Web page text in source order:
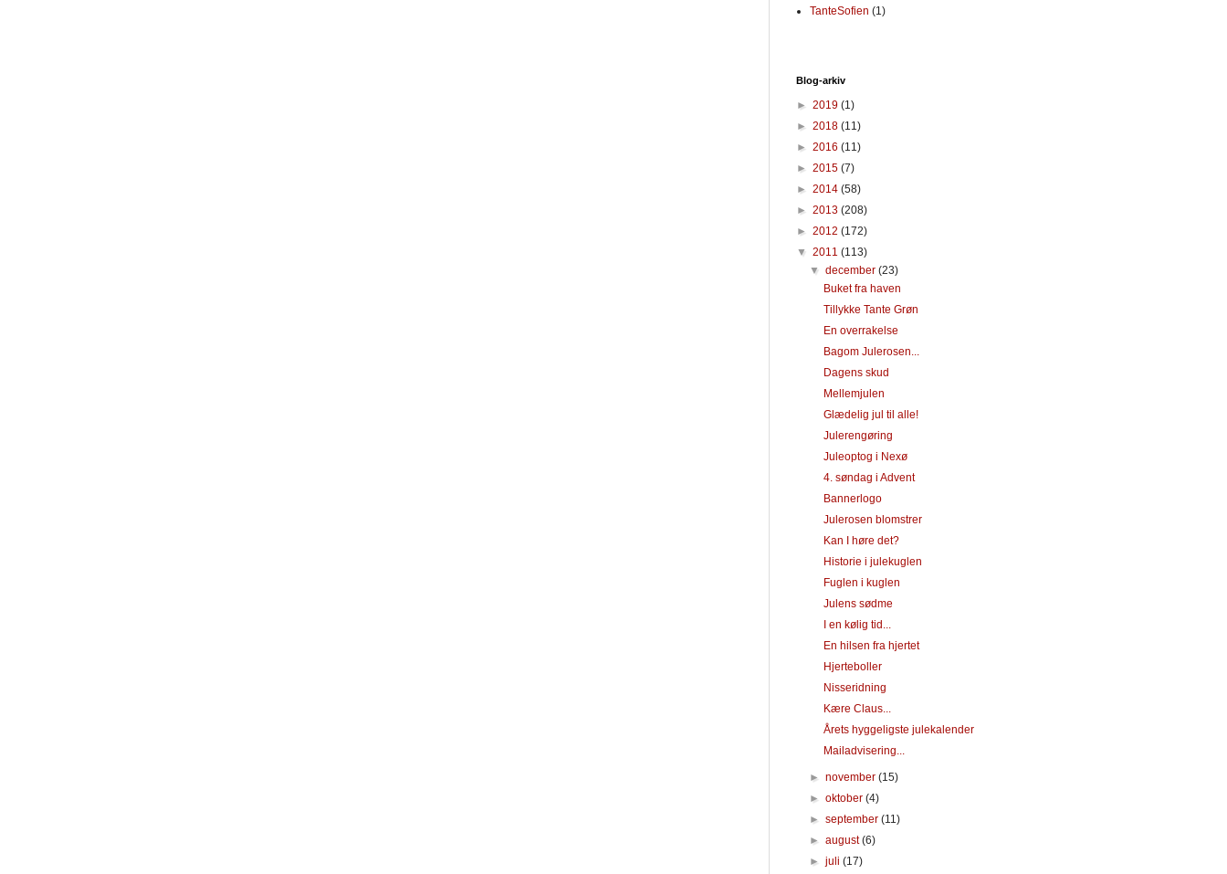
TanteSofien (1)
Blog-arkiv
► 2019 (1)
► 2018 (11)
► 2016 (11)
► 2015 (7)
► 2014 (58)
► 2013 (208)
► 2012 (172)
▼ 2011 (113)
▼december(23)
Buket fra haven
Tillykke Tante Grøn
En overrakelse
Bagom Julerosen...
Dagens skud
Mellemjulen
Glædelig jul til alle!
Julerengøring
Juleoptog i Nexø
4. søndag i Advent
Bannerlogo
Julerosen blomstrer
Kan I høre det?
Historie i julekuglen
Fuglen i kuglen
Julens sødme
I en kølig tid...
En hilsen fra hjertet
Hjerteboller
Nisseridning
Kære Claus...
Årets hyggeligste julekalender
Mailadvisering...
►november(15)
►oktober(4)
►september(11)
►august(6)
►juli(17)